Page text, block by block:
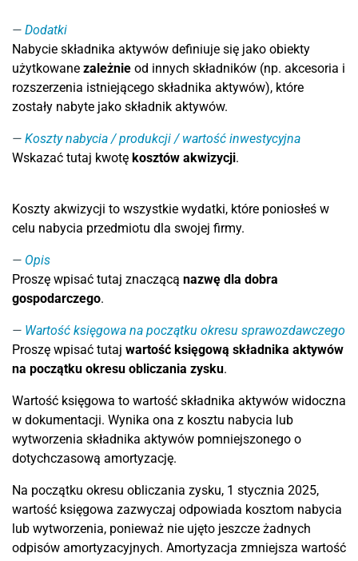
Dodatki
Nabycie składnika aktywów definiuje się jako obiekty
użytkowane zależnie od innych składników (np. akcesoria i
rozszerzenia istniejącego składnika aktywów), które
zostały nabyte jako składnik aktywów.
Koszty nabycia / produkcji / wartość inwestycyjna
Wskazać tutaj kwotę kosztów akwizycji.
Koszty akwizycji to wszystkie wydatki, które poniosłeś w
celu nabycia przedmiotu dla swojej firmy.
Opis
Proszę wpisać tutaj znaczącą nazwę dla dobra
gospodarczego.
Wartość księgowa na początku okresu sprawozdawczego
Proszę wpisać tutaj wartość księgową składnika aktywów
na początku okresu obliczania zysku.
Wartość księgowa to wartość składnika aktywów widoczna
w dokumentacji. Wynika ona z kosztu nabycia lub
wytworzenia składnika aktywów pomniejszonego o
dotychczasową amortyzację.
Na początku okresu obliczania zysku, 1 stycznia 2025,
wartość księgowa zazwyczaj odpowiada kosztom nabycia
lub wytworzenia, ponieważ nie ujęto jeszcze żadnych
odpisów amortyzacyjnych. Amortyzacja zmniejsza wartość